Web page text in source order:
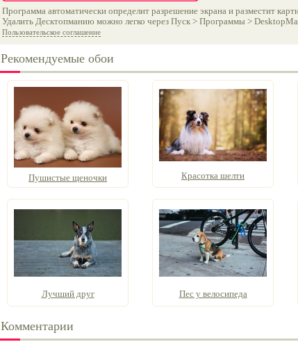
Программа автоматически определит разрешение экрана и разместит
Удалить Десктопманию можно легко через Пуск > Программы >
Пользовательское соглашение
Рекомендуемые обои
Пушистые щеночки Красотка шелти
Лучший друг Пес у велосипеда
Комментарии